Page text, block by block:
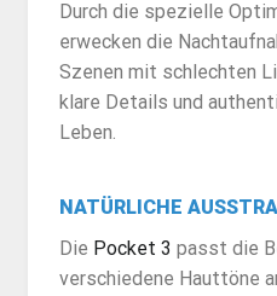
Durch die spezielle
erwecken die
Szenen mit schlechten
klare Details und
Leben.
NATÜRLICHE
Die Pocket 3 passt die
verschiedene Hauttöne